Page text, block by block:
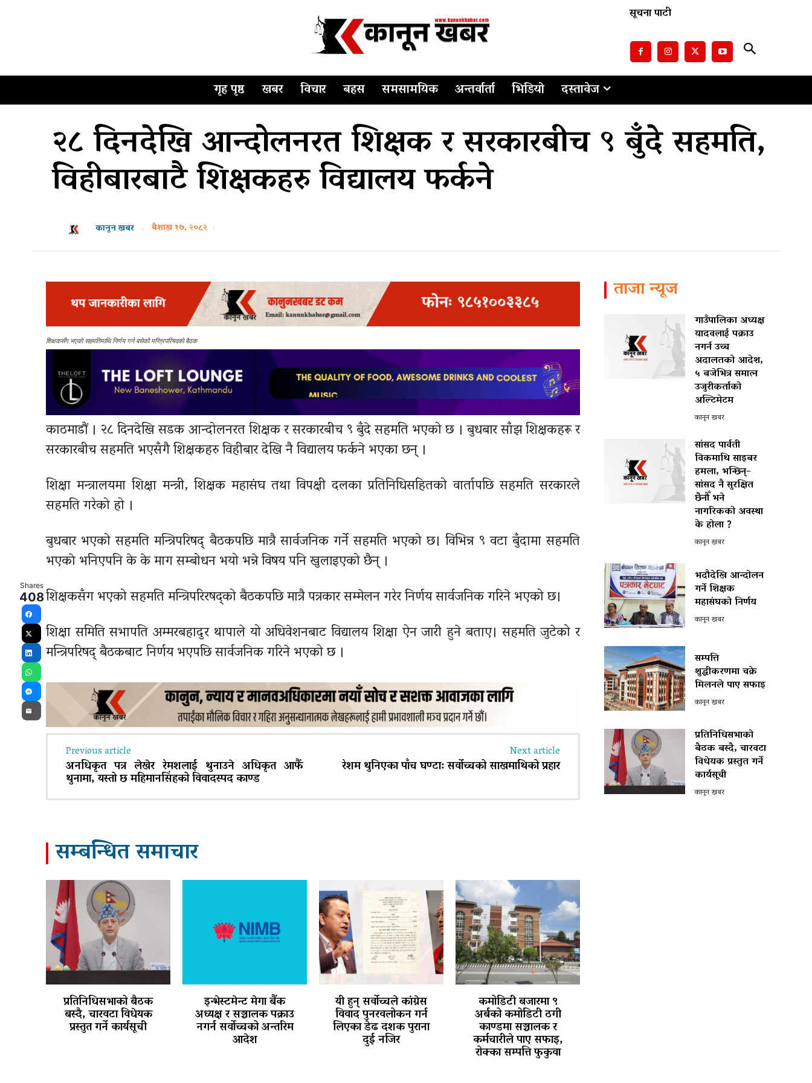
सूचना पाटी
गृह पृष्ठ खबर विचार बहस समसामयिक अन्तर्वार्ता भिडियो दस्तावेज
२८ दिनदेखि आन्दोलनरत शिक्षक र सरकारबीच ९ बुँदे सहमति,
विहीबारबाटै शिक्षकहरु विद्यालय फर्कने
कानून खबर बैशाख १७, २०८२
शिक्षकसँग भएकाे सहमतिमाथि निर्णय गर्न बसेको मन्त्रिपरिषदको बैठक
काठमाडौं । २८ दिनदेखि सडक आन्दोलनरत शिक्षक र सरकारबीच ९ बुँदे सहमति भएको छ । बुधबार साँझ शिक्षकहरू र
सरकारबीच सहमति भएसँगै शिक्षकहरु विहीबार देखि नै विद्यालय फर्कने भएका छन् ।
शिक्षा मन्त्रालयमा शिक्षा मन्त्री, शिक्षक महासंघ तथा विपक्षी दलका प्रतिनिधिसहितको वार्तापछि सहमति सरकारले
सहमति गरेको हो ।
बुधबार भएको सहमति मन्त्रिपरिषद् बैठकपछि मात्रै सार्वजनिक गर्ने सहमति भएको छ। विभिन्न ९ वटा बुँदामा सहमति
भएकाे भनिएपनि के के माग सम्बोधन भयो भन्ने विषय पनि खुलाइएको छैन् ।
शिक्षकसँग भएको सहमति मन्त्रिपरिरषद्को बैठकपछि मात्रै पत्रकार सम्मेलन गरेर निर्णय सार्वजनिक गरिने भएको छ।
शिक्षा समिति सभापति अम्मरबहादुर थापाले यो अधिवेशनबाट विद्यालय शिक्षा ऐन जारी हुने बताए। सहमति जुटेको र
मन्त्रिपरिषद् बैठकबाट निर्णय भएपछि सार्वजनिक गरिने भएको छ ।
Previous article
अनधिकृत पत्र लेखेर रेमशलाई थुनाउने अधिकृत आफैं
थुनामा, यस्तो छ महिमानसिंहको विवादस्पद काण्ड
Next article
रेशम थुनिएका पाँच घण्टा: सर्वोच्चको साखमाथिको प्रहार
सम्बन्धित समाचार
प्रतिनिधिसभाको बैठक
बस्दै, चारवटा विधेयक
प्रस्तुत गर्ने कार्यसूची
इन्भेस्टमेन्ट मेगा बैंक
अध्यक्ष र सञ्चालक पक्राउ
नगर्न सर्वोच्चको अन्तरिम
आदेश
यी हुन् सर्वोच्चले कांग्रेस
विवाद पुनरवलोकन गर्न
लिएका डेढ दशक पुराना
दुई नजिर
कमोडिटी बजारमा ९
अर्बको कमोडिटी ठगी
काण्डमा सञ्चालक र
कर्मचारीले पाए सफाइ,
रोक्का सम्पत्ति फुकुवा
ताजा न्यूज
गाउँपालिका अध्यक्ष
यादवलाई पक्राउ
नगर्न उच्च
अदालतको आदेश,
५ बजेभित्र समात्न
उजुरीकर्ताको
अल्टिमेटम
कानून खबर
सांसद पार्वती
विकमाथि साइबर
हमला, भन्छिन्–
सांसद नै सुरक्षित
छैनौँ भने
नागरिकको अवस्था
के होला ?
कानून खबर
भदौदेखि आन्दोलन
गर्ने शिक्षक
महासंघको निर्णय
कानून खबर
सम्पत्ति
शुद्धीकरणमा चक्रे
मिलनले पाए सफाइ
कानून खबर
प्रतिनिधिसभाको
बैठक बस्दै, चारवटा
विधेयक प्रस्तुत गर्ने
कार्यसूची
कानून खबर
Shares
408
Facebook
X
LinkedIn
WhatsApp
Messenger
Email